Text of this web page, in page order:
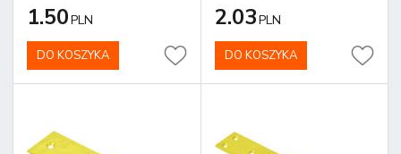
1.50PLN
DO KOSZYKA
2.03PLN
DO KOSZYKA